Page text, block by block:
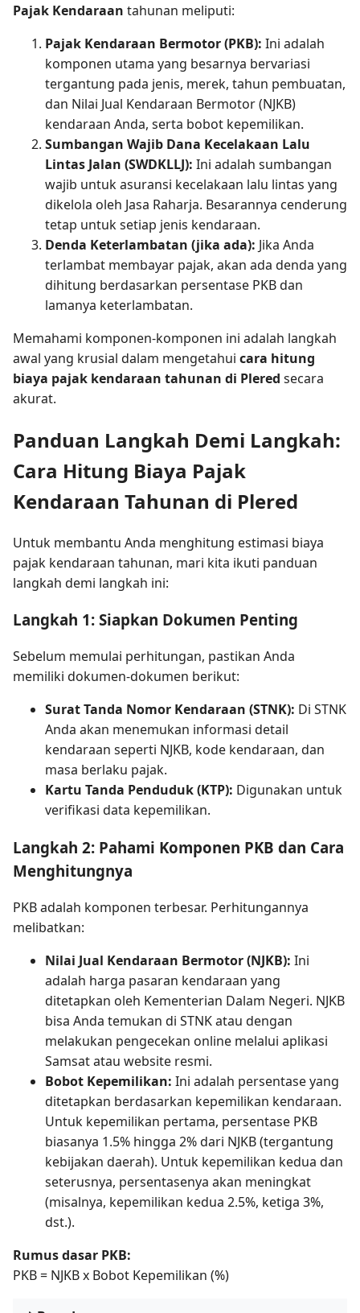
Pajak Kendaraan tahunan meliputi:
Pajak Kendaraan Bermotor (PKB): Ini adalah
komponen utama yang besarnya bervariasi
tergantung pada jenis, merek, tahun pembuatan,
dan Nilai Jual Kendaraan Bermotor (NJKB)
kendaraan Anda, serta bobot kepemilikan.
Sumbangan Wajib Dana Kecelakaan Lalu
Lintas Jalan (SWDKLLJ): Ini adalah sumbangan
wajib untuk asuransi kecelakaan lalu lintas yang
dikelola oleh Jasa Raharja. Besarannya cenderung
tetap untuk setiap jenis kendaraan.
Denda Keterlambatan (jika ada): Jika Anda
terlambat membayar pajak, akan ada denda yang
dihitung berdasarkan persentase PKB dan
lamanya keterlambatan.
Memahami komponen-komponen ini adalah langkah
awal yang krusial dalam mengetahui cara hitung
biaya pajak kendaraan tahunan di Plered secara
akurat.
Panduan Langkah Demi Langkah:
Cara Hitung Biaya Pajak
Kendaraan Tahunan di Plered
Untuk membantu Anda menghitung estimasi biaya
pajak kendaraan tahunan, mari kita ikuti panduan
langkah demi langkah ini:
Langkah 1: Siapkan Dokumen Penting
Sebelum memulai perhitungan, pastikan Anda
memiliki dokumen-dokumen berikut:
Surat Tanda Nomor Kendaraan (STNK): Di STNK
Anda akan menemukan informasi detail
kendaraan seperti NJKB, kode kendaraan, dan
masa berlaku pajak.
Kartu Tanda Penduduk (KTP): Digunakan untuk
verifikasi data kepemilikan.
Langkah 2: Pahami Komponen PKB dan Cara
Menghitungnya
PKB adalah komponen terbesar. Perhitungannya
melibatkan:
Nilai Jual Kendaraan Bermotor (NJKB): Ini
adalah harga pasaran kendaraan yang
ditetapkan oleh Kementerian Dalam Negeri. NJKB
bisa Anda temukan di STNK atau dengan
melakukan pengecekan online melalui aplikasi
Samsat atau website resmi.
Bobot Kepemilikan: Ini adalah persentase yang
ditetapkan berdasarkan kepemilikan kendaraan.
Untuk kepemilikan pertama, persentase PKB
biasanya 1.5% hingga 2% dari NJKB (tergantung
kebijakan daerah). Untuk kepemilikan kedua dan
seterusnya, persentasenya akan meningkat
(misalnya, kepemilikan kedua 2.5%, ketiga 3%,
dst.).
Rumus dasar PKB:
PKB = NJKB x Bobot Kepemilikan (%)